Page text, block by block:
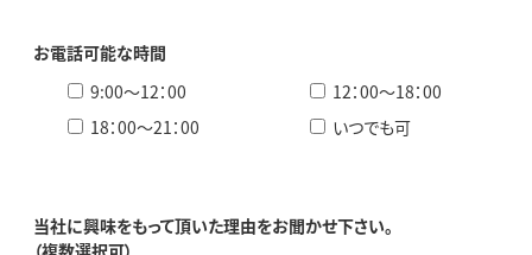
お電話可能な時間
9:00〜12：00
12：00〜18：00
18：00〜21：00
いつでも可
当社に興味をもって頂いた理由をお聞かせ下さい。
（複数選択可）